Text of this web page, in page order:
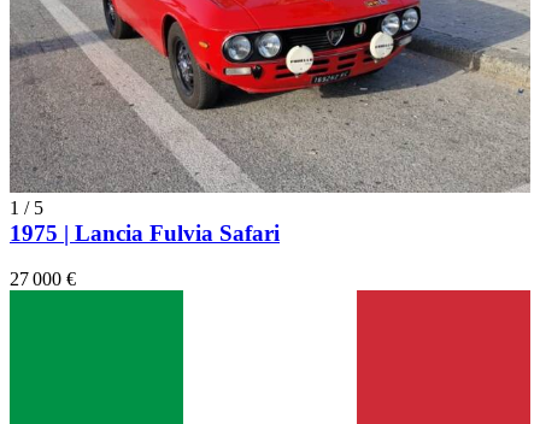
1 / 5
1975 | Lancia Fulvia Safari
27 000 €